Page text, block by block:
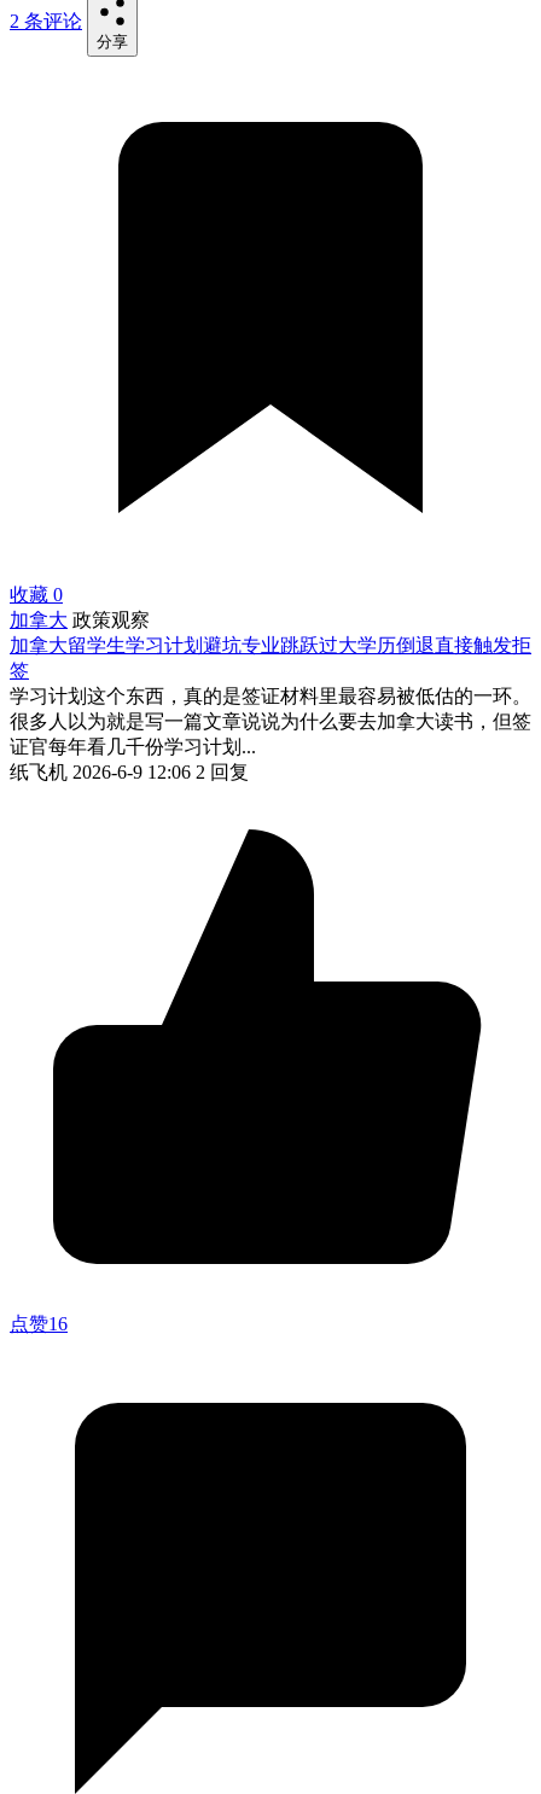
2 条评论
分享
收藏 0
加拿大 政策观察
加拿大留学生学习计划避坑专业跳跃过大学历倒退直接触发拒
签
学习计划这个东西，真的是签证材料里最容易被低估的一环。
很多人以为就是写一篇文章说说为什么要去加拿大读书，但签
证官每年看几千份学习计划...
纸飞机 2026-6-9 12:06 2 回复
点赞16